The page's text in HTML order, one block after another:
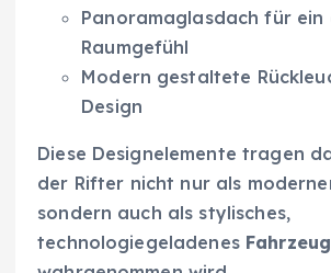
Panoramaglasdach für ein
Raumgefühl
Modern gestaltete
Design
Diese Designelemente tragen
der Rifter nicht nur als
sondern auch als stylisches,
technologiegeladenes